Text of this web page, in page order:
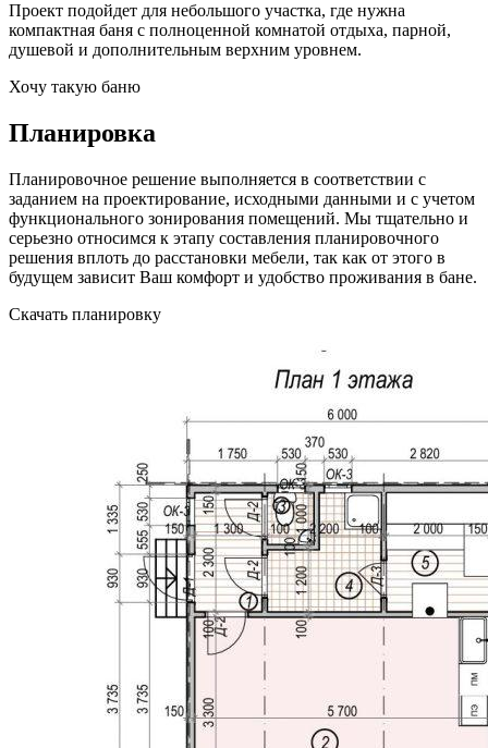
Проект подойдет для небольшого участка, где нужна
компактная баня с полноценной комнатой отдыха, парной,
душевой и дополнительным верхним уровнем.
Хочу такую баню
Планировка
Планировочное решение выполняется в соответствии с
заданием на проектирование, исходными данными и с учетом
функционального зонирования помещений. Мы тщательно и
серьезно относимся к этапу составления планировочного
решения вплоть до расстановки мебели, так как от этого в
будущем зависит Ваш комфорт и удобство проживания в бане.
Скачать планировку